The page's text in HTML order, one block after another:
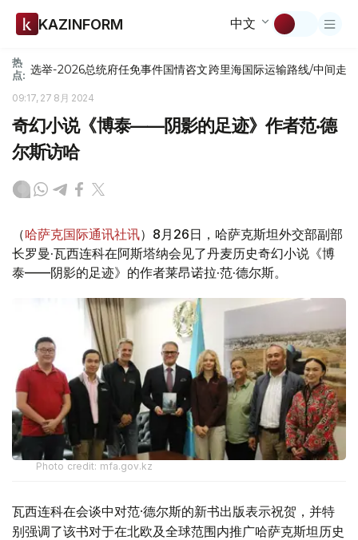
KAZINFORM 中文
热
点: 选举-2026总统府任免事件国情咨文跨里海国际运输路线/中间走廊
09:17, 27 8月 2024
奇幻小说《博泰——阴影的足迹》作者范·德
尔斯访哈
（哈萨克国际通讯社讯）8月26日，哈萨克斯坦外交部副部
长罗曼·瓦西连科在阿斯塔纳会见了丹麦历史奇幻小说《博
泰——阴影的足迹》的作者莱昂诺拉·范·德尔斯。
Photo credit: mfa.gov.kz
瓦西连科在会谈中对范·德尔斯的新书出版表示祝贺，并特
别强调了该书对于在北欧及全球范围内推广哈萨克斯坦历史